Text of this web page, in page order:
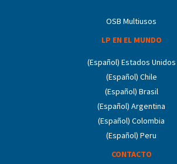
OSB Multiusos
LP EN EL MUNDO
(Español) Estados Unidos
(Español) Chile
(Español) Brasil
(Español) Argentina
(Español) Colombia
(Español) Peru
CONTACTO